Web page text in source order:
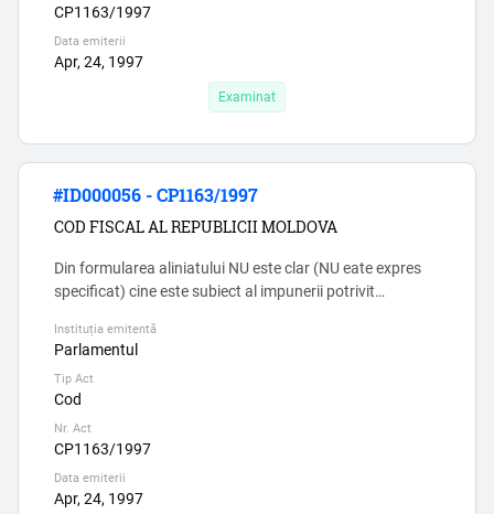
CP1163/1997
Data emiterii
Apr, 24, 1997
Examinat
#ID000056 - CP1163/1997
COD FISCAL AL REPUBLICII MOLDOVA
Din formularea aliniatului NU este clar (NU eate expres
specificat) cine este subiect al impunerii potrivit
gospodăriile ţărăneşti și întreprinzătorii individuali sunt
subiecții ai impunerii al regimului fiscal AI SECTORULUI
ÎNTREPRINDERILOR MICI ŞI MIJLOCII (conform
capitolului Capitolul 7 1 (prim)) , doar în cazul în care in...
Instituția emitentă
Parlamentul
Tip Act
Cod
Nr. Act
CP1163/1997
Data emiterii
Apr, 24, 1997